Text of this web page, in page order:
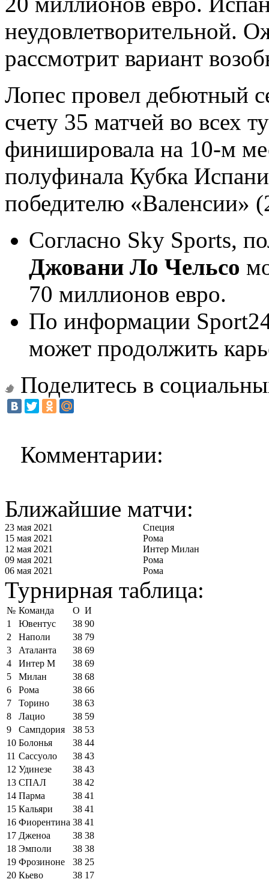
неудовлетворительной.
рассмотрит вариант
Лопес провел дебютный
счету 35 матчей во всех
финишировала на 10-м
полуфинала Кубка
победителю «Валенсии»
Согласно Sky Sports,
Джовани Ло Чельсо
70 миллионов евро.
По информации
может продолжить
Поделитесь в
Комментарии:
Ближайшие матчи:
23 мая 2021
Специя
15 мая 2021
Рома
12 мая 2021
Интер Милан
09 мая 2021
Рома
06 мая 2021
Рома
Турнирная таблица:
№ Команда О И
1
Ювентус 38 90
2
Наполи 38 79
3
Аталанта 38 69
4
Интер М 38 69
5
Милан 38 68
6
Рома 38 66
7
Торино 38 63
8
Лацио 38 59
9
Сампдория 38 53
10 Болонья 38 44
11 Сассуоло 38 43
12 Удинезе 38 43
13 СПАЛ 38 42
14 Парма 38 41
15 Кальяри 38 41
16 Фиорентина 38 41
17 Дженоа 38 38
18 Эмполи 38 38
19 Фрозиноне 38 25
20 Кьево 38 17